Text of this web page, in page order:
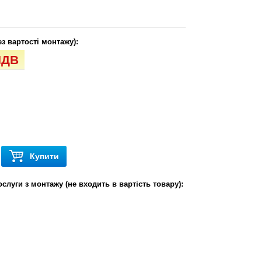
вартості монтажу):
Купити
з монтажу (не входить в вартість товару):